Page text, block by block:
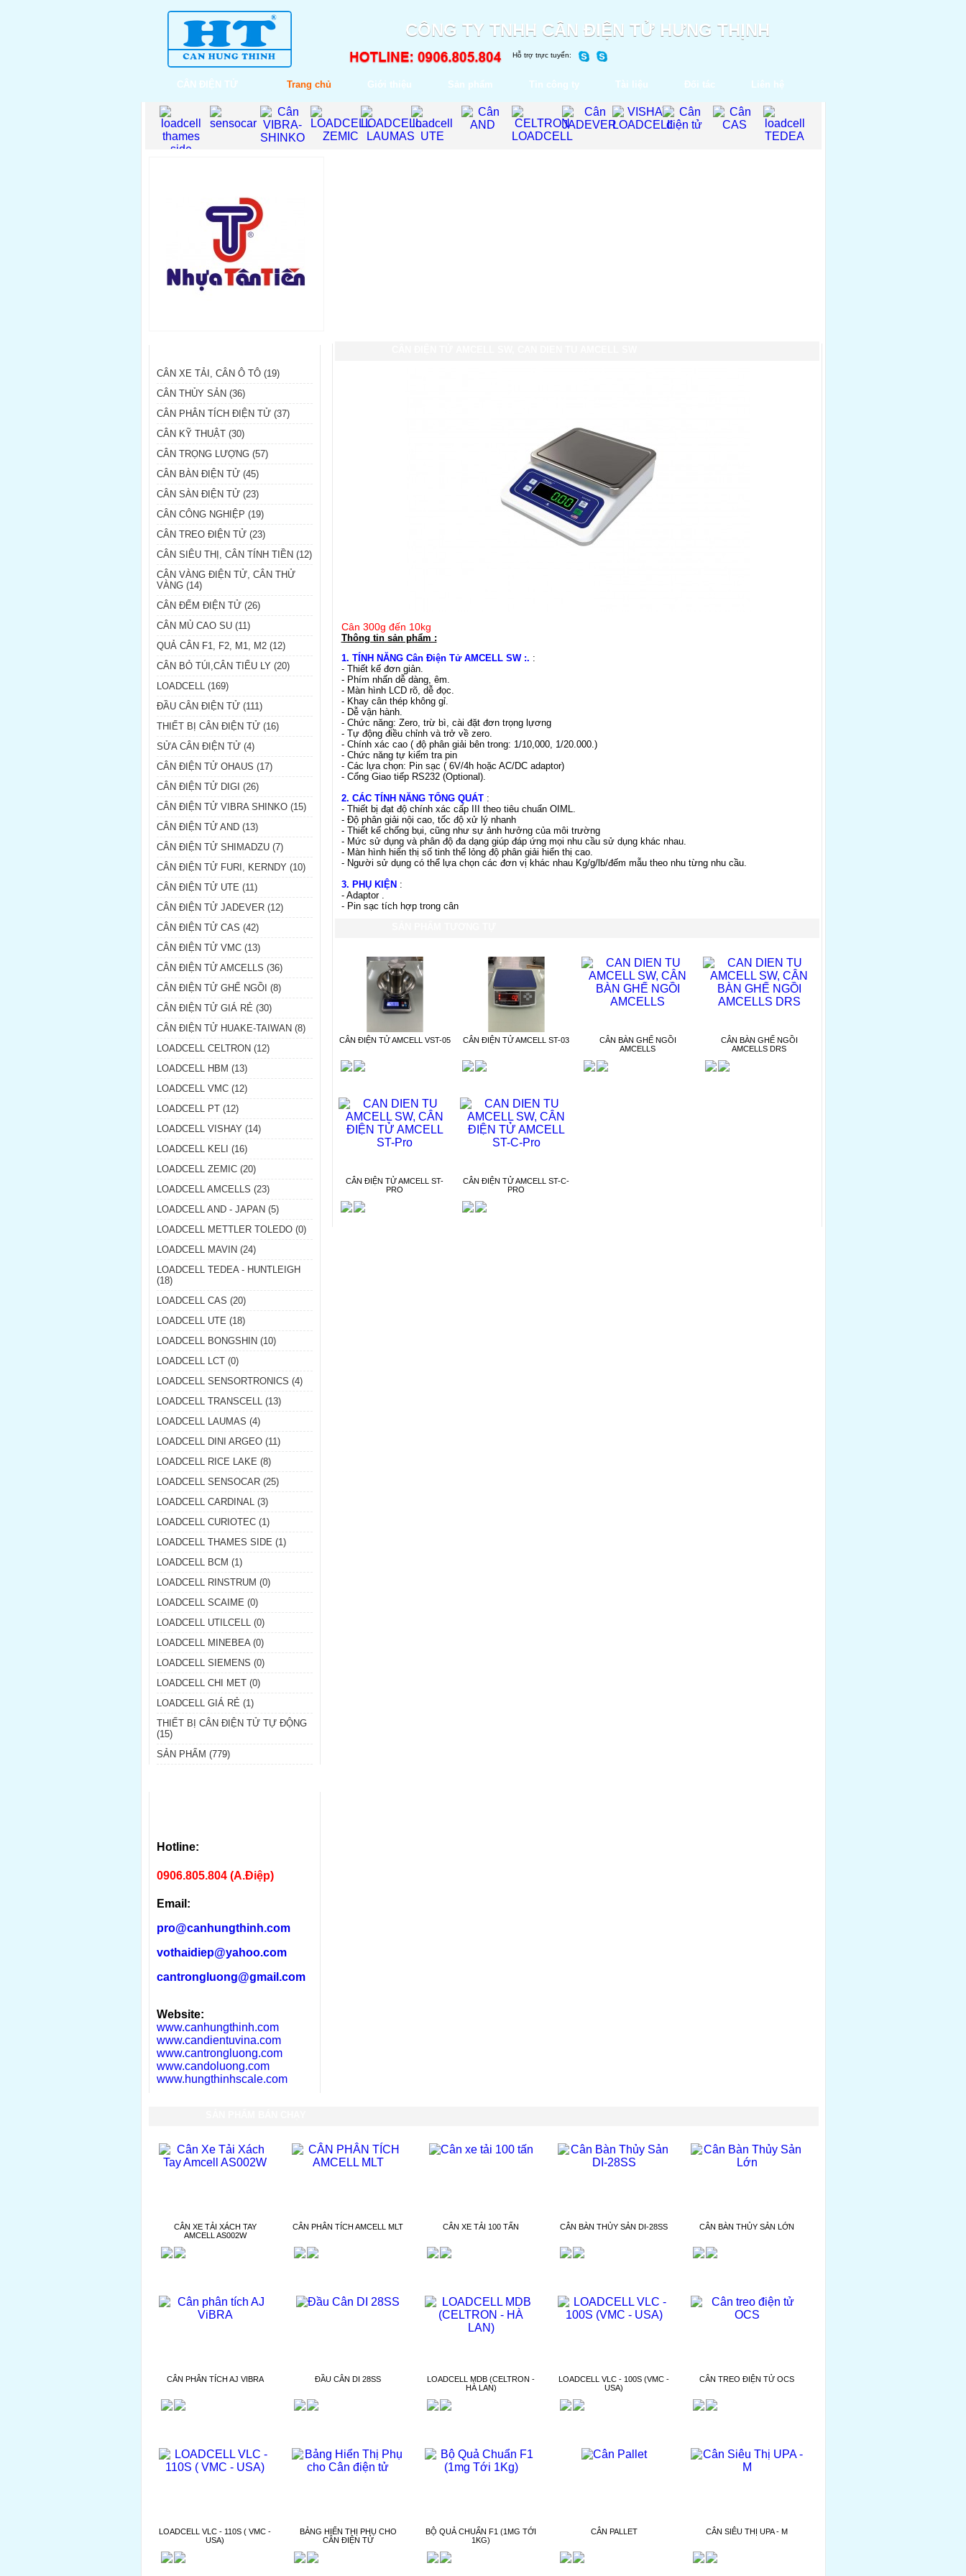
CÔNG TY TNHH CÂN ĐIỆN TỬ HƯNG THỊNH
Hỗ trợ trực tuyến:
CÂN ĐIỆN TỬ Trang chủ Giới thiệu Sản phẩm Tin công ty Tài liệu Đối tác Liên hệ
CÂN XE TẢI, CÂN Ô TÔ (19)
CÂN THỦY SẢN (36)
CÂN PHÂN TÍCH ĐIỆN TỬ (37)
CÂN KỸ THUẬT (30)
CÂN TRỌNG LƯỢNG (57)
CÂN BÀN ĐIỆN TỬ (45)
CÂN SÀN ĐIỆN TỬ (23)
CÂN CÔNG NGHIỆP (19)
CÂN TREO ĐIỆN TỬ (23)
CÂN SIÊU THỊ, CÂN TÍNH TIỀN (12)
CÂN VÀNG ĐIỆN TỬ, CÂN THỬ
VÀNG (14)
CÂN ĐẾM ĐIỆN TỬ (26)
CÂN MỦ CAO SU (11)
QUẢ CÂN F1, F2, M1, M2 (12)
CÂN BỎ TÚI,CÂN TIỂU LY (20)
LOADCELL (169)
ĐẦU CÂN ĐIỆN TỬ (111)
THIẾT BỊ CÂN ĐIỆN TỬ (16)
SỬA CÂN ĐIỆN TỬ (4)
CÂN ĐIỆN TỬ OHAUS (17)
CÂN ĐIỆN TỬ DIGI (26)
CÂN ĐIỆN TỬ VIBRA SHINKO (15)
CÂN ĐIỆN TỬ AND (13)
CÂN ĐIỆN TỬ SHIMADZU (7)
CÂN ĐIỆN TỬ FURI, KERNDY (10)
CÂN ĐIỆN TỬ UTE (11)
CÂN ĐIỆN TỬ JADEVER (12)
CÂN ĐIỆN TỬ CAS (42)
CÂN ĐIỆN TỬ VMC (13)
CÂN ĐIỆN TỬ AMCELLS (36)
CÂN ĐIỆN TỬ GHẾ NGỒI (8)
CÂN ĐIỆN TỬ GIÁ RẺ (30)
CÂN ĐIỆN TỬ HUAKE-TAIWAN (8)
LOADCELL CELTRON (12)
LOADCELL HBM (13)
LOADCELL VMC (12)
LOADCELL PT (12)
LOADCELL VISHAY (14)
LOADCELL KELI (16)
LOADCELL ZEMIC (20)
LOADCELL AMCELLS (23)
LOADCELL AND - JAPAN (5)
LOADCELL METTLER TOLEDO (0)
LOADCELL MAVIN (24)
LOADCELL TEDEA - HUNTLEIGH
(18)
LOADCELL CAS (20)
LOADCELL UTE (18)
LOADCELL BONGSHIN (10)
LOADCELL LCT (0)
LOADCELL SENSORTRONICS (4)
LOADCELL TRANSCELL (13)
LOADCELL LAUMAS (4)
LOADCELL DINI ARGEO (11)
LOADCELL RICE LAKE (8)
LOADCELL SENSOCAR (25)
LOADCELL CARDINAL (3)
LOADCELL CURIOTEC (1)
LOADCELL THAMES SIDE (1)
LOADCELL BCM (1)
LOADCELL RINSTRUM (0)
LOADCELL SCAIME (0)
LOADCELL UTILCELL (0)
LOADCELL MINEBEA (0)
LOADCELL SIEMENS (0)
LOADCELL CHI MET (0)
LOADCELL GIÁ RẺ (1)
THIẾT BỊ CÂN ĐIỆN TỬ TỰ ĐỘNG
(15)
SẢN PHẨM (779)
Hotline:
0906.805.804 (A.Điệp)
Email:
pro@canhungthinh.com
vothaidiep@yahoo.com
cantrongluong@gmail.com
Website:
www.canhungthinh.com
www.candientuvina.com
www.cantrongluong.com
www.candoluong.com
www.hungthinhscale.com
Cân 300g đến 10kg
Thông tin sản phẩm :
1. TÍNH NĂNG Cân Điện Tử AMCELL SW :. :
- Thiết kế đơn giản.
- Phím nhấn dễ dàng, êm.
- Màn hình LCD rõ, dễ đọc.
- Khay cân thép không gỉ.
- Dễ vận hành.
- Chức năng: Zero, trừ bì, cài đặt đơn trọng lựơng
- Tự động điều chỉnh và trở về zero.
- Chính xác cao ( độ phân giải bên trong: 1/10,000, 1/20.000.)
- Chức năng tự kiểm tra pin
- Các lựa chọn: Pin sạc ( 6V/4h hoặc AC/DC adaptor)
- Cổng Giao tiếp RS232 (Optional).
2. CÁC TÍNH NĂNG TỔNG QUÁT :
- Thiết bị đạt độ chính xác cấp III theo tiêu chuẩn OIML.
- Độ phân giải nội cao, tốc độ xử lý nhanh
- Thiết kế chống bụi, cũng như sự ảnh hưởng của môi trường
- Mức sử dụng và phân độ đa dạng giúp đáp ứng mọi nhu cầu sử dụng khác nhau.
- Màn hình hiển thị số tinh thể lỏng độ phân giải hiển thị cao.
- Người sử dụng có thể lựa chọn các đơn vị khác nhau Kg/g/lb/đếm mẫu theo nhu từng nhu cầu.
3. PHỤ KIỆN :
- Adaptor .
- Pin sạc tích hợp trong cân
CÂN ĐIỆN TỬ AMCELL VST-05 CÂN ĐIỆN TỬ AMCELL ST-03
CÂN BÀN GHẾ NGỒI
AMCELLS
CÂN BÀN GHẾ NGỒI
AMCELLS DRS
CÂN ĐIỆN TỬ AMCELL ST-
PRO
CÂN ĐIỆN TỬ AMCELL ST-C-
PRO
CÂN XE TẢI XÁCH TAY
AMCELL AS002W
CÂN PHÂN TÍCH AMCELL MLT CÂN XE TẢI 100 TẤN CÂN BÀN THỦY SẢN DI-28SS CÂN BÀN THỦY SẢN LỚN
CÂN PHÂN TÍCH AJ VIBRA ĐẦU CÂN DI 28SS
LOADCELL MDB (CELTRON -
HÀ LAN)
LOADCELL VLC - 100S (VMC -
USA)
CÂN TREO ĐIỆN TỬ OCS
LOADCELL VLC - 110S ( VMC -
USA)
BẢNG HIỂN THỊ PHỤ CHO
CÂN ĐIỆN TỬ
BỘ QUẢ CHUẨN F1 (1MG TỚI
1KG)
CÂN PALLET CÂN SIÊU THỊ UPA - M